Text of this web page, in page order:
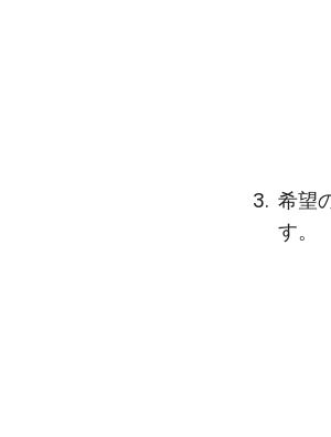
希望
す。